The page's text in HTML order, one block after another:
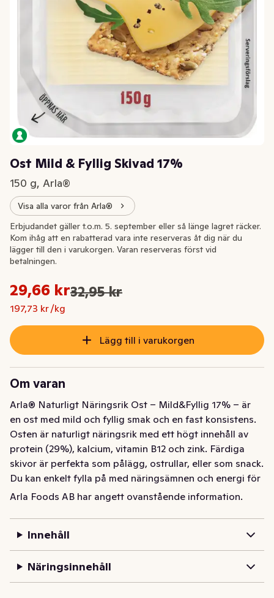
Ost Mild & Fyllig Skivad 17%
150 g, Arla®
Visa alla varor från Arla®
-10%
Ursprungspriset var: 32,95 kr
Nuvarande pris är: 29,66 kr
29,66 kr32,95 kr
197,73 kr /kg
Styckpris: 197,73 kr /kg
Erbjudandet gäller t.o.m. 5. september eller så länge lagret räcker.
Kom ihåg att en rabatterad vara inte reserveras åt dig när du
lägger till den i varukorgen. Varan reserveras först vid
betalningen.
Lägg till i varukorgen
Om varan
Arla® Naturligt Näringsrik Ost – Mild&Fyllig 17% – är
en ost med mild och fyllig smak och en fast konsistens.
Osten är naturligt näringsrik med ett högt innehåll av
protein (29%), kalcium, vitamin B12 och zink. Färdiga
skivor är perfekta som pålägg, ostrullar, eller som snack.
Du kan enkelt fylla på med näringsämnen och energi för
en aktiv livsstil, utan att kompromissa med smaken.
(17% fetthalt) och är gjord på 100 pro-cent svensk
mjölk.
en ost med mild och fyllig smak och en fast konsistens.
Osten är naturligt näringsrik med ett högt innehåll av
Arla Foods AB har angett ovanstående information.
Innehåll
Näringsinnehåll